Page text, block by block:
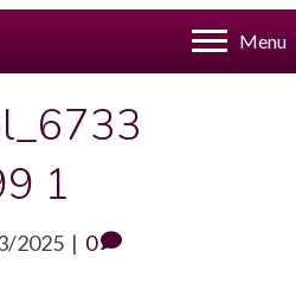
Menu
1
2025 | 0